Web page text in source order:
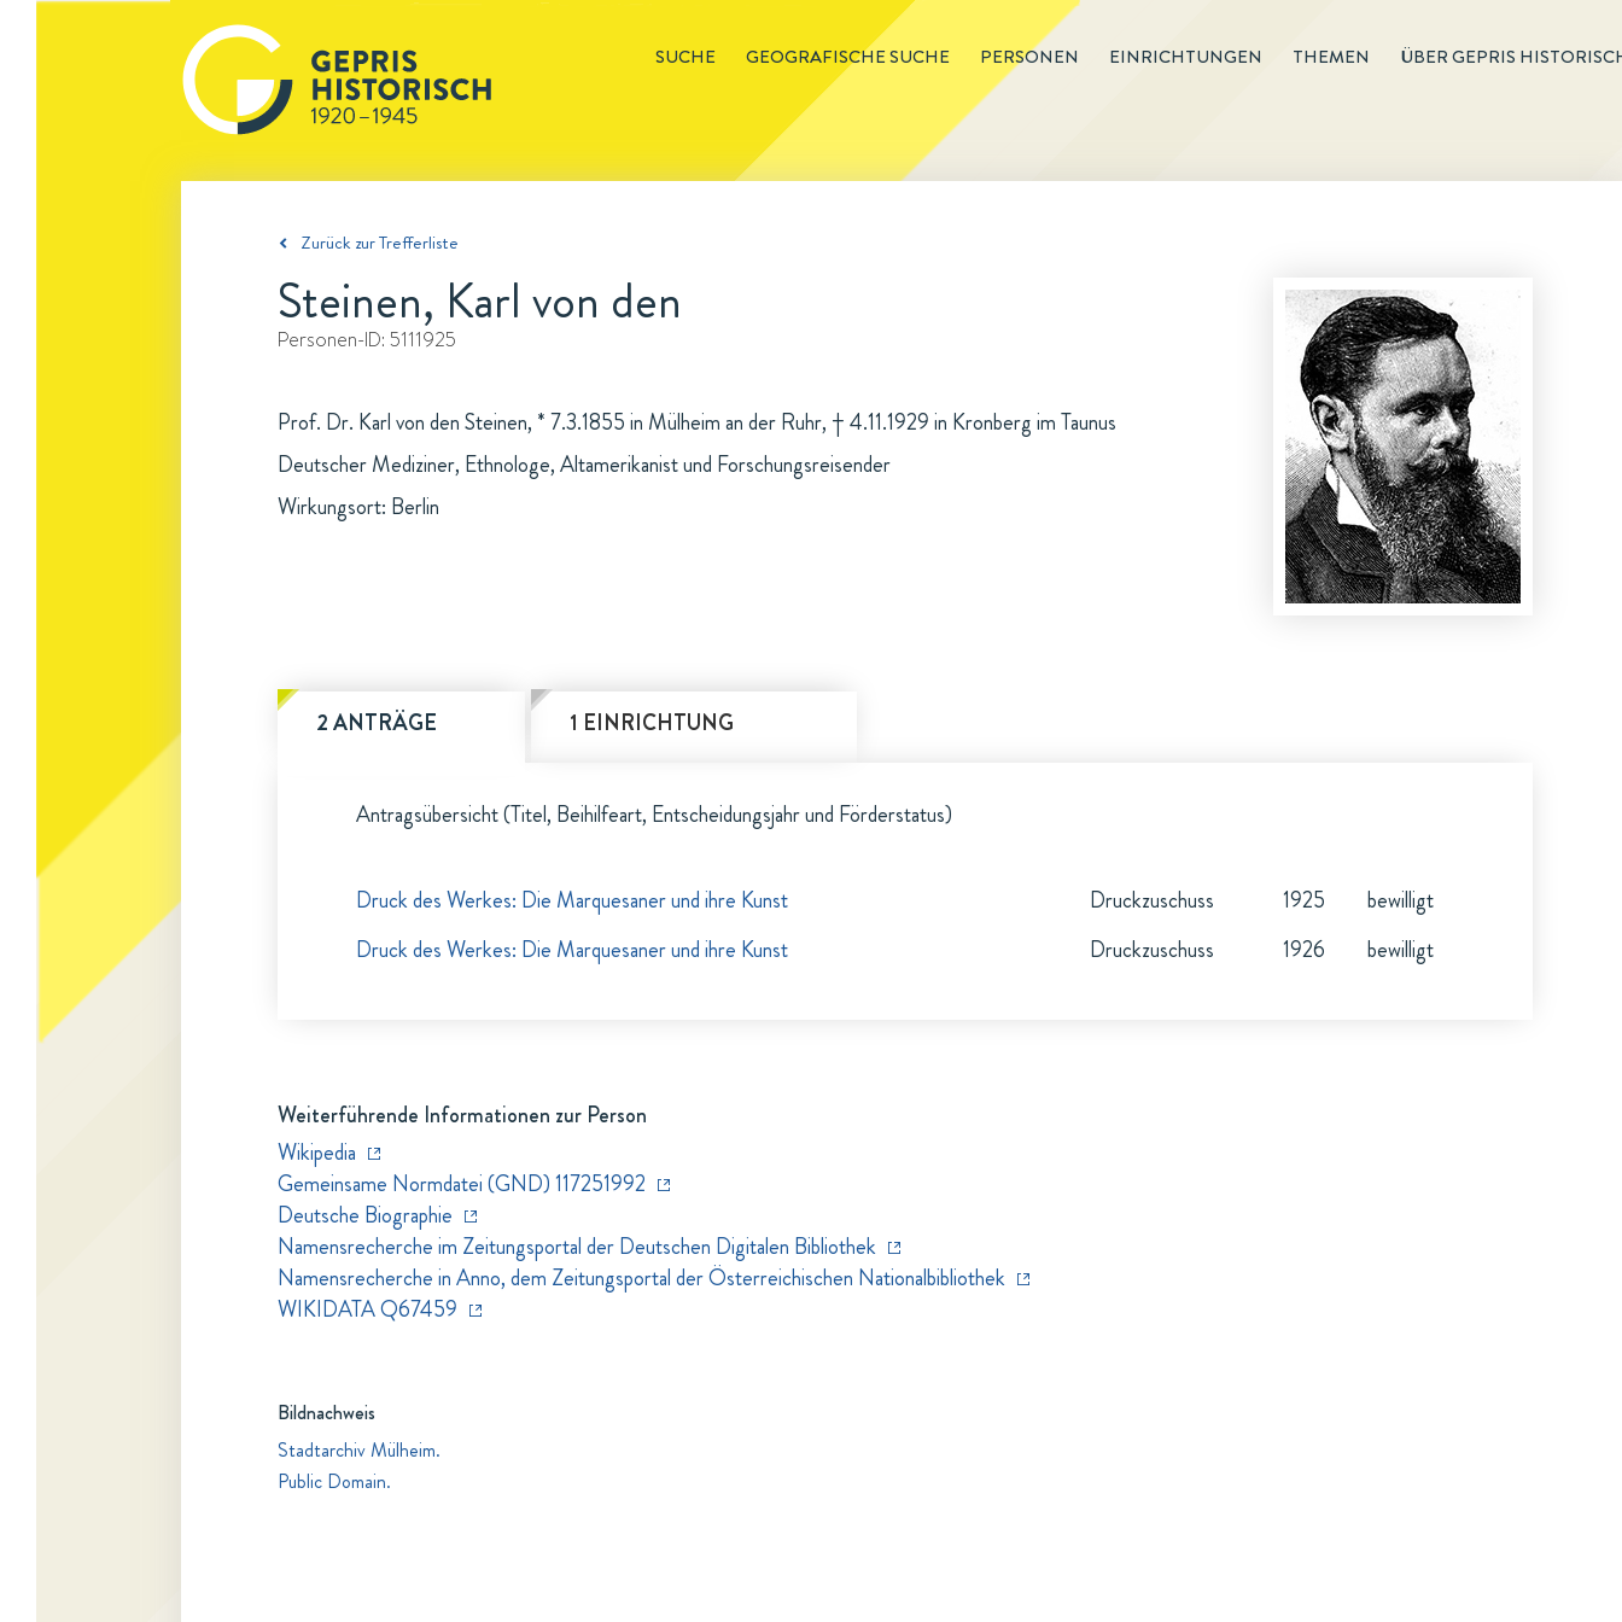
SUCHE GEOGRAFISCHE SUCHE PERSONEN EINRICHTUNGEN THEMEN ÜBER GEPRIS
Zurück zur Trefferliste
Steinen, Karl von den
Personen-ID: 5111925
Prof. Dr. Karl von den Steinen, * 7.3.1855 in Mülheim an der Ruhr, † 4.11.1929 in Kronberg im Taunus
Deutscher Mediziner, Ethnologe, Altamerikanist und Forschungsreisender
Wirkungsort: Berlin
2 ANTRÄGE 1 EINRICHTUNG
Antragsübersicht (Titel, Beihilfeart, Entscheidungsjahr und Förderstatus)
Druck des Werkes: Die Marquesaner und ihre Kunst Druckzuschuss 1925
bewilligt
Druck des Werkes: Die Marquesaner und ihre Kunst
Druckzuschuss 1926 bewilligt
Weiterführende Informationen zur Person
Wikipedia
Gemeinsame Normdatei (GND) 117251992
Deutsche Biographie
Namensrecherche im Zeitungsportal der Deutschen Digitalen Bibliothek
Namensrecherche in Anno, dem Zeitungsportal der Österreichischen Nationalbibliothek
WIKIDATA Q67459
Bildnachweis
Stadtarchiv Mülheim.
Public Domain.